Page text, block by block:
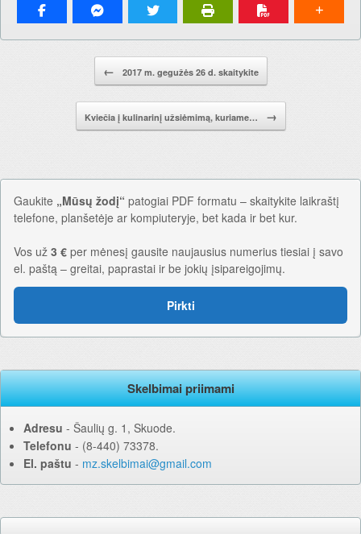
← 2017 m. gegužės 26 d. skaitykite
Kviečia į kulinarinį užsiėmimą, kuriame… →
Gaukite „Mūsų žodį“ patogiai PDF formatu – skaitykite laikraštį
telefone, planšetėje ar kompiuteryje, bet kada ir bet kur.
Vos už 3 € per mėnesį gausite naujausius numerius tiesiai į savo
el. paštą – greitai, paprastai ir be jokių įsipareigojimų.
Pirkti
Skelbimai priimami
Adresu ‐ Šaulių g. 1, Skuode.
Telefonu ‐ (8-440) 73378.
El. paštu ‐ mz.skelbimai@gmail.com